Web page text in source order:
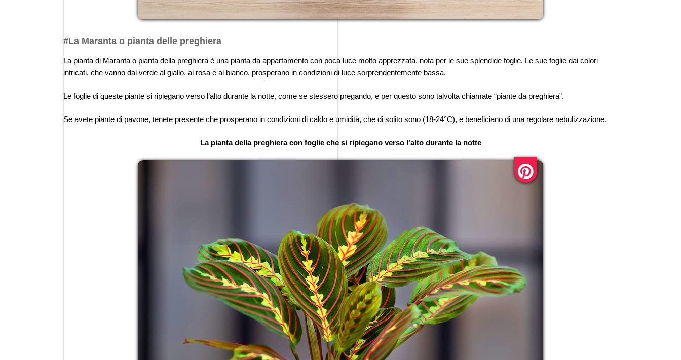
#La Maranta o pianta delle preghiera
La pianta di Maranta o pianta della preghiera è una pianta da appartamento con poca luce molto apprezzata, nota per le sue splendide foglie. Le sue foglie dai colori
intricati, che vanno dal verde al giallo, al rosa e al bianco, prosperano in condizioni di luce sorprendentemente bassa.
Le foglie di queste piante si ripiegano verso l’alto durante la notte, come se stessero pregando, e per questo sono talvolta chiamate “piante da preghiera”.
Se avete piante di pavone, tenete presente che prosperano in condizioni di caldo e umidità, che di solito sono (18-24°C), e beneficiano di una regolare nebulizzazione.
La pianta della preghiera con foglie che si ripiegano verso l’alto durante la notte